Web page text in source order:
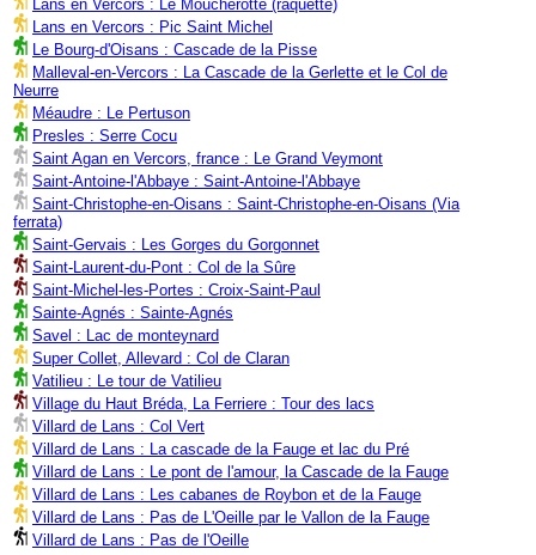
Lans en Vercors : Le Moucherotte (raquette)
Lans en Vercors : Pic Saint Michel
Le Bourg-d'Oisans : Cascade de la Pisse
Malleval-en-Vercors : La Cascade de la Gerlette et le Col de
Neurre
Méaudre : Le Pertuson
Presles : Serre Cocu
Saint Agan en Vercors, france : Le Grand Veymont
Saint-Antoine-l'Abbaye : Saint-Antoine-l'Abbaye
Saint-Christophe-en-Oisans : Saint-Christophe-en-Oisans (Via
ferrata)
Saint-Gervais : Les Gorges du Gorgonnet
Saint-Laurent-du-Pont : Col de la Sûre
Saint-Michel-les-Portes : Croix-Saint-Paul
Sainte-Agnés : Sainte-Agnés
Savel : Lac de monteynard
Super Collet, Allevard : Col de Claran
Vatilieu : Le tour de Vatilieu
Village du Haut Bréda, La Ferriere : Tour des lacs
Villard de Lans : Col Vert
Villard de Lans : La cascade de la Fauge et lac du Pré
Villard de Lans : Le pont de l'amour, la Cascade de la Fauge
Villard de Lans : Les cabanes de Roybon et de la Fauge
Villard de Lans : Pas de L'Oeille par le Vallon de la Fauge
Villard de Lans : Pas de l'Oeille